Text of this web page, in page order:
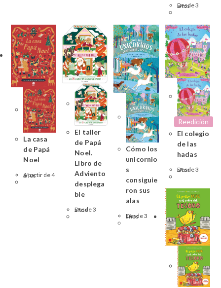
Desde 3 años
La casa
de Papá
Noel
A partir de 4 años
El taller
de Papá
Noel.
Libro de
Adviento
desplega
ble
Desde 3 años
Cómo los
unicornio
s
consiguie
ron sus
alas
Desde 3 años
Reedición
El colegio
de las
hadas
Desde 3 años